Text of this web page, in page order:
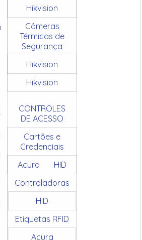
Hikvision
Câmeras
Térmicas de
Segurança
Hikvision
Hikvision
CONTROLES
DE ACESSO
Cartões e
Credenciais
Acura
HID
Controladoras
HID
Etiquetas RFID
Acura